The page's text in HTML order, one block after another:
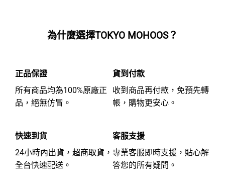
為什麼選擇TOKYO MOHOOS？
正品保證
所有商品均為100%原廠正
品，絕無仿冒。
貨到付款
收到商品再付款，免預先轉
帳，購物更安心。
快速到貨
24小時內出貨，超商取貨，
全台快速配送。
客服支援
專業客服即時支援，貼心解
答您的所有疑問。